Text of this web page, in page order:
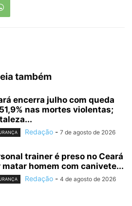
também
encerra julho com queda
nas mortes violentas;
Redação - 7 de agosto de 2026
trainer é preso no Ceará
matar homem com canivete...
Redação - 4 de agosto de 2026